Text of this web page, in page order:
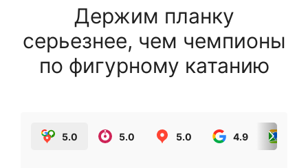
Держим планку
серьезнее, чем чемпионы
по фигурному катанию
5.0 5.0 5.0 4.9